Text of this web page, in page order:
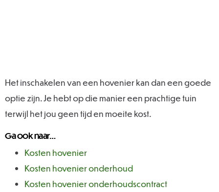
Het inschakelen van een hovenier kan dan een goede
optie zijn. Je hebt op die manier een prachtige tuin
terwijl het jou geen tijd en moeite kost.
Ga ook naar…
Kosten hovenier
Kosten hovenier onderhoud
Kosten hovenier onderhoudscontract